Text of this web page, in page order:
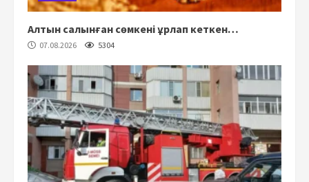
Алтын салынған сөмкені ұрлап кеткен…
07.08.2026 5304